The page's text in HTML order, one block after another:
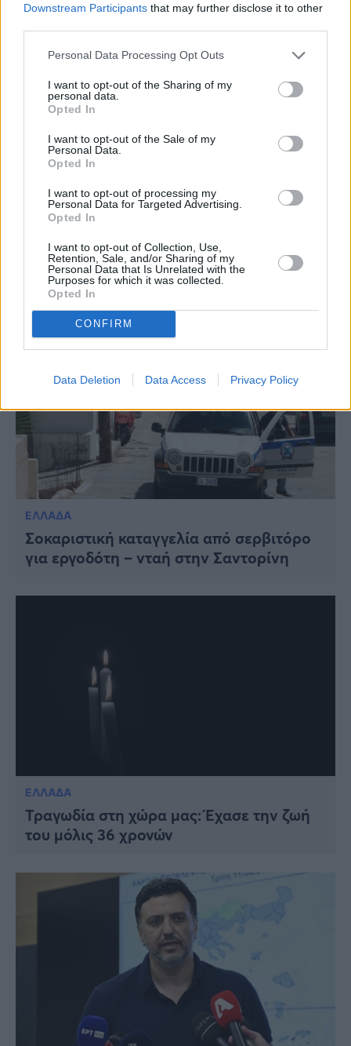
Downstream Participants that may further disclose it to other
Personal Data Processing Opt Outs
I want to opt-out of the Sharing of my
personal data.
Opted In
I want to opt-out of the Sale of my
Personal Data.
Opted In
I want to opt-out of processing my
Personal Data for Targeted Advertising.
Opted In
I want to opt-out of Collection, Use,
Retention, Sale, and/or Sharing of my
Personal Data that Is Unrelated with the
Purposes for which it was collected.
Opted In
CONFIRM
Data Deletion Data Access Privacy Policy
Ακολουθήστε τις ειδήσεις του
ipliroforia.gr στο Google News
ΔΙΑΒΑΣΤΕ ΑΚΟΜΗ
ΕΛΛΑΔΑ
Σοκαριστική καταγγελία από σερβιτόρο
για εργοδότη – νταή στην Σαντορίνη
ΕΛΛΑΔΑ
Τραγωδία στη χώρα μας: Έχασε την ζωή
του μόλις 36 χρονών